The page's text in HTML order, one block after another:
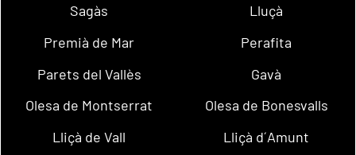
Sagàs
Lluçà
Premià de Mar
Perafita
Parets del Vallès
Gavà
Olesa de Montserrat
Olesa de Bonesvalls
Lliçà de Vall
Lliçà d´Amunt